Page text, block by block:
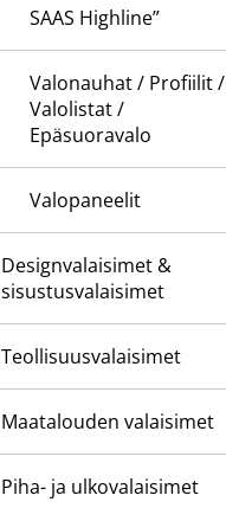
SAAS Highline”
Valonauhat / Profiilit /
Valolistat /
Epäsuoravalo
Valopaneelit
Designvalaisimet &
sisustusvalaisimet
Teollisuusvalaisimet
Maatalouden valaisimet
Piha- ja ulkovalaisimet